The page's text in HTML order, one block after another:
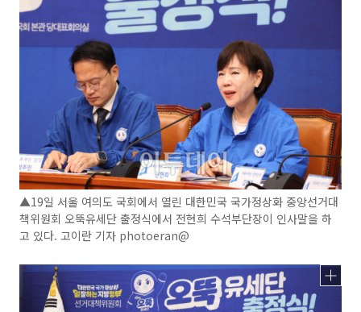
▲19일 서울 여의도 국회에서 열린 대한민국 국가정상화 중앙선거대
책위원회 오뚝유세단 출정식에서 전현희 수석부단장이 인사말을 하
고 있다. 고이란 기자 photoeran@